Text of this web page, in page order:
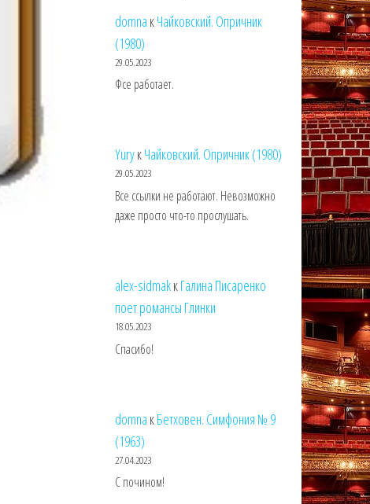
domna кЧайковский. Опричник
(1980)
29.05.2023
Фсе работает.
YuryкЧайковский. Опричник (1980)
29.05.2023
Все ссылки не работают. Невозможно
даже просто что-то прослушать.
alex-sidmakкГалина Писаренко
поет романсы Глинки
18.05.2023
Спасибо!
domna кБетховен. Симфония № 9
(1963)
27.04.2023
С почином!